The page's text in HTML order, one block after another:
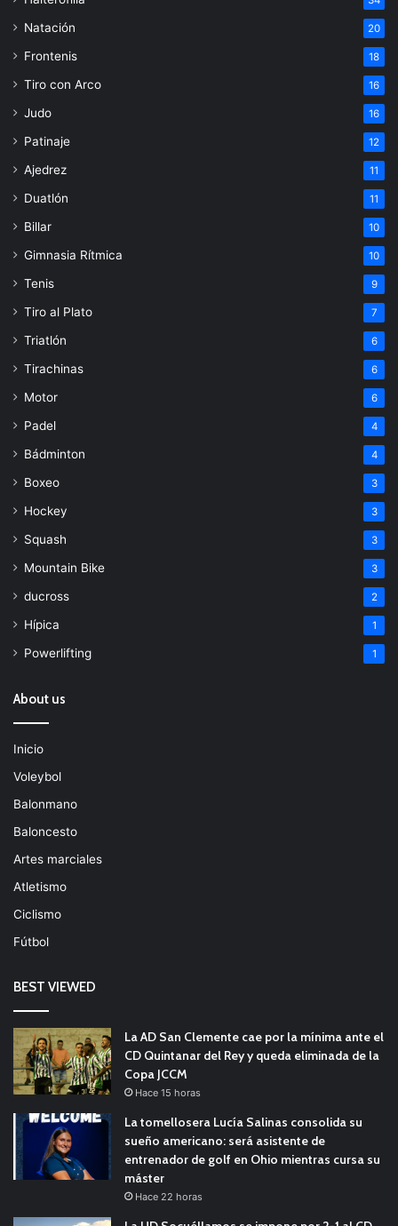
Natación 20
Frontenis 18
Tiro con Arco 16
Judo 16
Patinaje 12
Ajedrez 11
Duatlón 11
Billar 10
Gimnasia Rítmica 10
Tenis 9
Tiro al Plato 7
Triatlón 6
Tirachinas 6
Motor 6
Padel 4
Bádminton 4
Boxeo 3
Hockey 3
Squash 3
Mountain Bike 3
ducross 2
Hípica 1
Powerlifting 1
About us
Inicio
Voleybol
Balonmano
Baloncesto
Artes marciales
Atletismo
Ciclismo
Fútbol
BEST VIEWED
La AD San Clemente cae por la mínima ante el
CD Quintanar del Rey y queda eliminada de la
Copa JCCM
Hace 15 horas
La tomellosera Lucía Salinas consolida su
sueño americano: será asistente de
entrenador de golf en Ohio mientras cursa su
máster
Hace 22 horas